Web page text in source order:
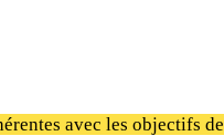
avec les objectifs de